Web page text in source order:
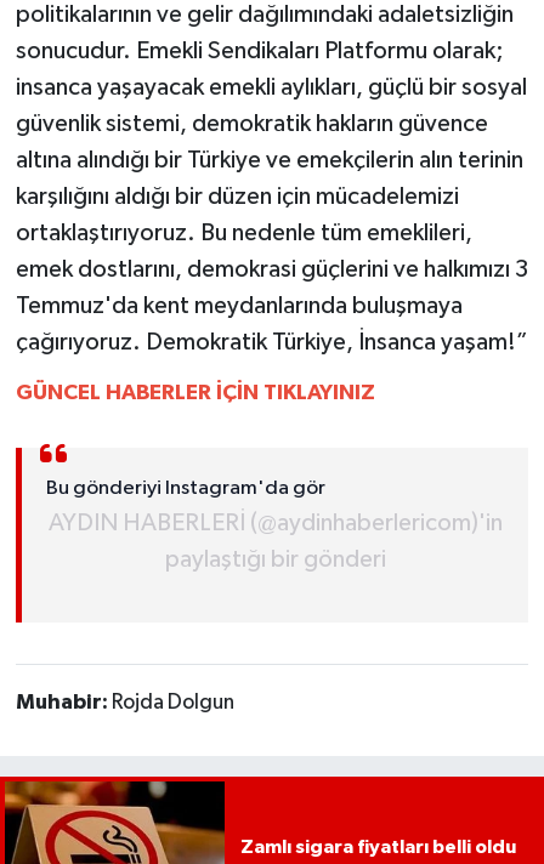
politikalarının ve gelir dağılımındaki adaletsizliğin
sonucudur. Emekli Sendikaları Platformu olarak;
insanca yaşayacak emekli aylıkları, güçlü bir sosyal
güvenlik sistemi, demokratik hakların güvence
altına alındığı bir Türkiye ve emekçilerin alın terinin
karşılığını aldığı bir düzen için mücadelemizi
ortaklaştırıyoruz. Bu nedenle tüm emeklileri,
emek dostlarını, demokrasi güçlerini ve halkımızı 3
Temmuz'da kent meydanlarında buluşmaya
çağırıyoruz. Demokratik Türkiye, İnsanca yaşam!”
GÜNCEL HABERLER İÇİN TIKLAYINIZ
Bu gönderiyi Instagram'da gör
AYDIN HABERLERİ (@aydinhaberlericom)'in
paylaştığı bir gönderi
Muhabir: Rojda Dolgun
Zamlı sigara fiyatları belli oldu